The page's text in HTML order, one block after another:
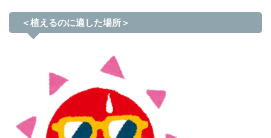
＜植えるのに適した場所＞